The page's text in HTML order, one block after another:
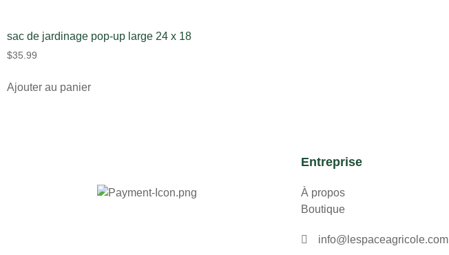
sac de jardinage pop-up large 24 x 18
$35.99
Ajouter au panier
Entreprise
À propos
Boutique
info@lespaceagricole.com